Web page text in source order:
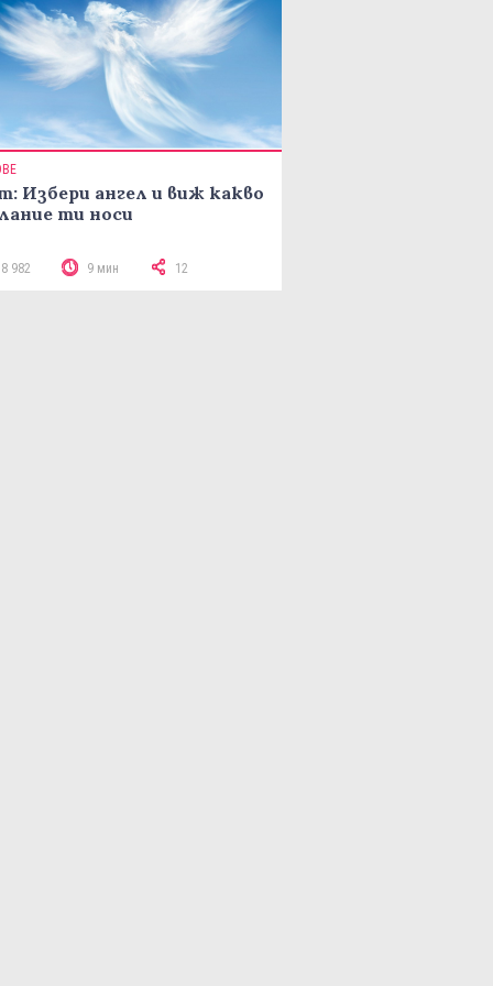
Избери ангел и виж какво
ти носи
982 9 мин 12